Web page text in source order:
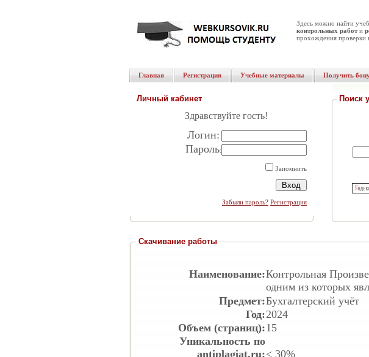
Здесь можно найти
контрольных работи
прохождения проверки
Главная Регистрация Учебные материалы Получить
Личный кабинет
Здравствуйте гость!
Логин:
Пароль:
Запомнить
Забыли пароль? Регистрация
Поиск
Скачивание работы
Наименование:Контрольная
одним из которых
Предмет:Бухгалтерский учёт
Год:2024
Объем (страниц):15
Уникальность по
antiplagiat.ru:< 30%